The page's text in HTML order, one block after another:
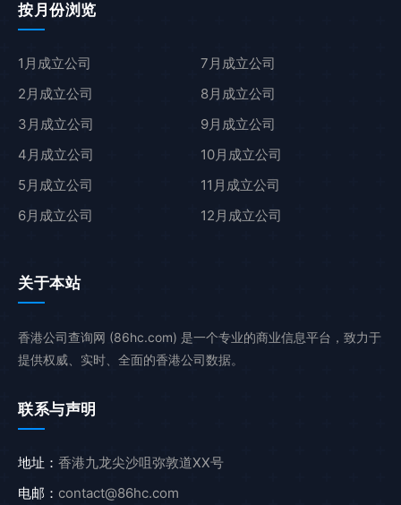
按月份浏览
1月成立公司
2月成立公司
3月成立公司
4月成立公司
5月成立公司
6月成立公司
7月成立公司
8月成立公司
9月成立公司
10月成立公司
11月成立公司
12月成立公司
关于本站
香港公司查询网 (86hc.com) 是一个专业的商业信息平台，致力于
提供权威、实时、全面的香港公司数据。
联系与声明
地址： 香港九龙尖沙咀弥敦道XX号
电邮： contact@86hc.com